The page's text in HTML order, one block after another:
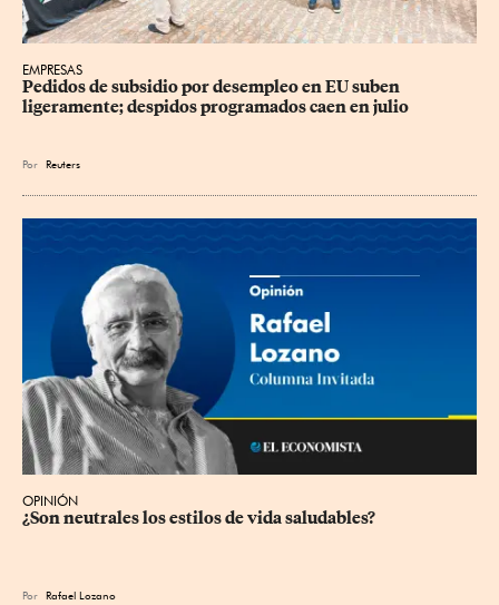
EMPRESAS
Pedidos de subsidio por desempleo en EU suben
ligeramente; despidos programados caen en julio
Por Reuters
OPINIÓN
¿Son neutrales los estilos de vida saludables?
Por Rafael Lozano